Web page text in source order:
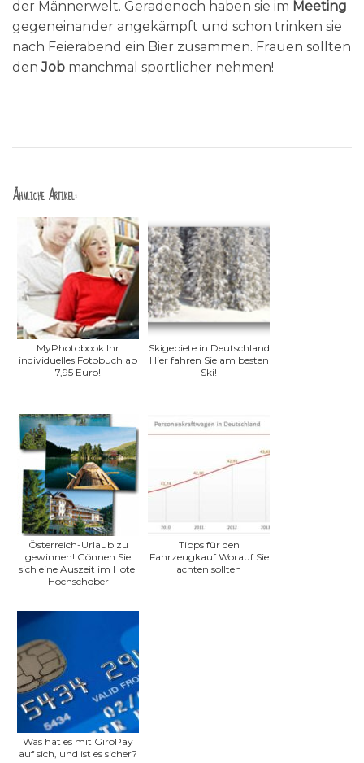
der Männerwelt. Geradenoch haben sie im Meeting
gegeneinander angekämpft und schon trinken sie
nach Feierabend ein Bier zusammen. Frauen sollten
den Job manchmal sportlicher nehmen!
Ähnliche Artikel:
MyPhotobook Ihr
individuelles Fotobuch ab
7,95 Euro!
Skigebiete in Deutschland
Hier fahren Sie am besten
Ski!
Österreich-Urlaub zu
gewinnen! Gönnen Sie
sich eine Auszeit im Hotel
Hochschober
Tipps für den
Fahrzeugkauf Worauf Sie
achten sollten
Was hat es mit GiroPay
auf sich, und ist es sicher?